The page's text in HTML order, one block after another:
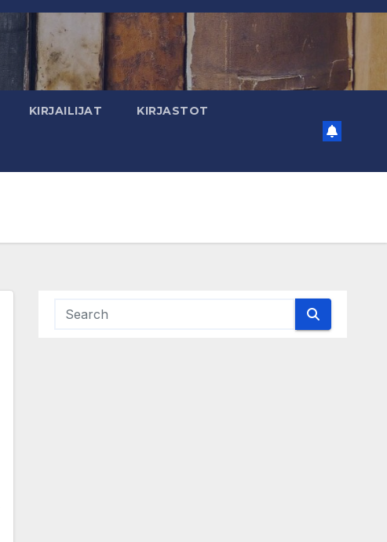
KIRJAILIJAT KIRJASTOT